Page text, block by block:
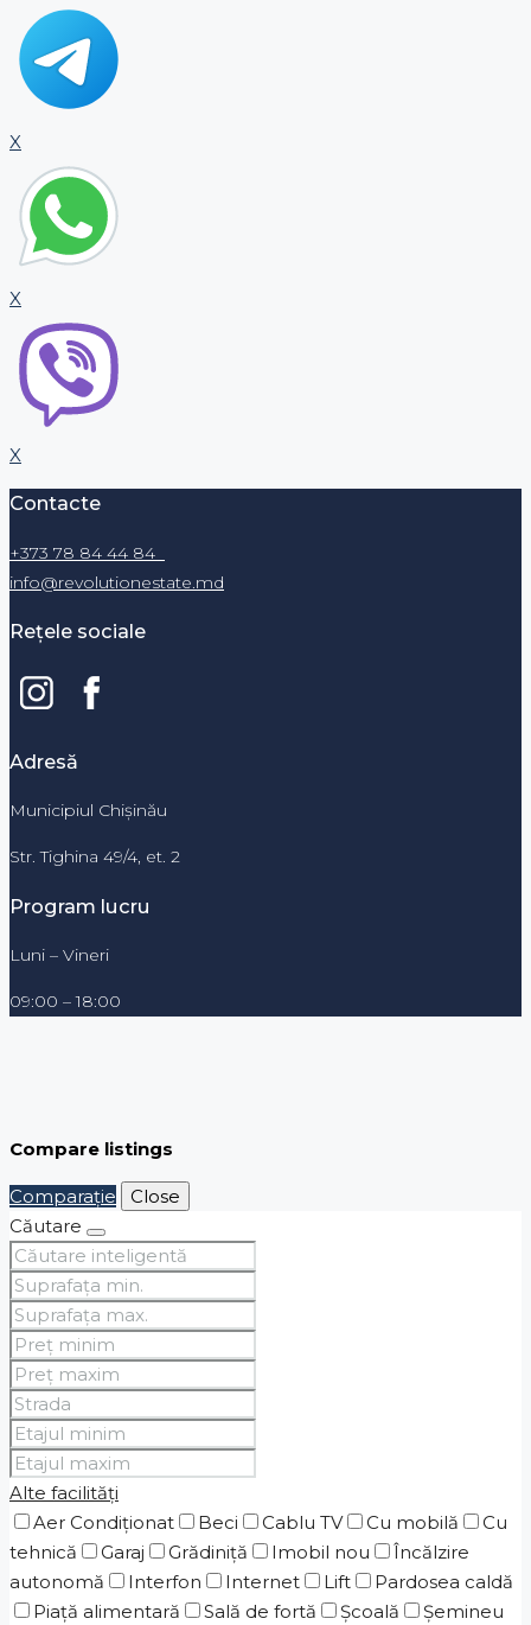
X
X
X
Contacte
+373 78 84 44 84
info@revolutionestate.md
Rețele sociale
Adresă
Municipiul Chișinău
Str. Tighina 49/4, et. 2
Program lucru
Luni – Vineri
09:00 – 18:00
Compare listings
Comparaţie
Close
Căutare
Alte facilități
Aer Condiționat
Beci Cablu TV Cu mobilă
Cu
tehnică
Garaj Grădiniţă Imobil nou
Încălzire
autonomă
Interfon Internet Lift
Pardosea caldă
Piaţă alimentară
Sală de fortă Școală
Șemineu